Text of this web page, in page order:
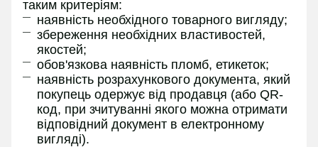
таким критеріям:
наявність необхідного товарного вигляду;
збереження необхідних властивостей,
якостей;
обов'язкова наявність пломб, етикеток;
наявність розрахункового документа, який
покупець одержує від продавця (або QR-
код, при зчитуванні якого можна отримати
відповідний документ в електронному
вигляді).